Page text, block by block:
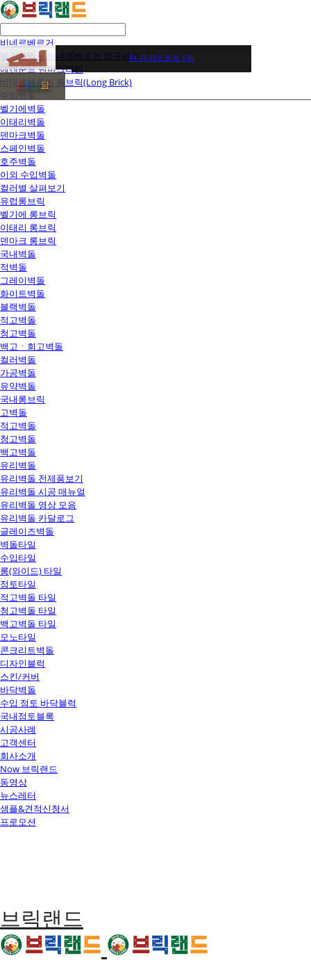
비네르베르거
벨기에벽돌 비네르베르거 정규라인
에겐순드 덴마크라인
비네르베르거 롱브릭(Long Brick)
수입벽돌
벨기에벽돌
이태리벽돌
덴마크벽돌
스페인벽돌
호주벽돌
이외 수입벽돌
컬러별 살펴보기
유럽롱브릭
벨기에 롱브릭
이태리 롱브릭
덴마크 롱브릭
국내벽돌
적벽돌
그레이벽돌
화이트벽돌
블랙벽돌
적고벽돌
청고벽돌
백고ㆍ회고벽돌
컬러벽돌
가공벽돌
유약벽돌
국내롱브릭
고벽돌
적고벽돌
청고벽돌
백고벽돌
유리벽돌
유리벽돌 전제품보기
유리벽돌 시공 매뉴얼
유리벽돌 영상 모음
유리벽돌 카달로그
글레이즈벽돌
벽돌타일
수입타일
롱(와이드) 타일
점토타일
적고벽돌 타일
청고벽돌 타일
백고벽돌 타일
모노타일
콘크리트벽돌
디자인블럭
스킨/커버
바닥벽돌
수입 점토 바닥블럭
국내점토블록
시공사례
고객센터
회사소개
Now 브릭랜드
동영상
뉴스레터
샘플&견적신청서
프로모션
브릭랜드
BL05 레드토석 190
전화상담